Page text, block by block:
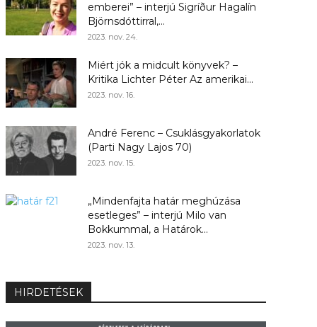
emberei” – interjú Sigríður Hagalín
Björnsdóttirral,...
2023. nov. 24.
Miért jók a midcult könyvek? –
Kritika Lichter Péter Az amerikai...
2023. nov. 16.
André Ferenc – Csuklásgyakorlatok
(Parti Nagy Lajos 70)
2023. nov. 15.
„Mindenfajta határ meghúzása
esetleges” – interjú Milo van
Bokkummal, a Határok...
2023. nov. 13.
HIRDETÉSEK